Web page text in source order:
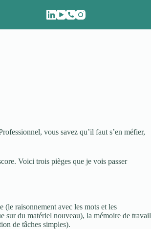
vous savez qu’il faut s’en méfier,
Voici trois pièges que je vois passer
raisonnement avec les mots et les
sur du matériel nouveau), la mémoire de travail
de tâches simples).